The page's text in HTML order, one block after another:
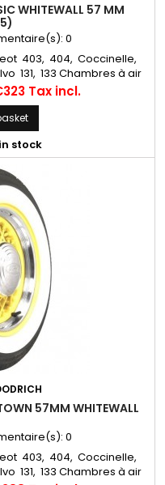
WHITEWALL 57 MM
0
403, 404, Coccinelle,
131, 133 Chambres à air
70x15 MICHELIN VALVE
Autres appellations:
165-15, 165 80 15, 165/80-15,
165/15, 165*15
Tax incl.
stock
57MM WHITEWALL
0
403, 404, Coccinelle,
131, 133 Chambres à air